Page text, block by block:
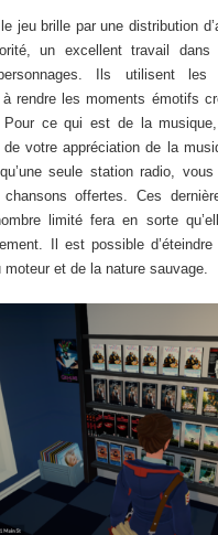
jeu brille par une distribution
un excellent travail dans
Ils utilisent
à rendre les moments émotifs
Pour ce qui est de la
de votre appréciation de la
seule station radio,
offertes. Ces
limité fera en sorte
Il est possible
moteur et de la nature sauvage.